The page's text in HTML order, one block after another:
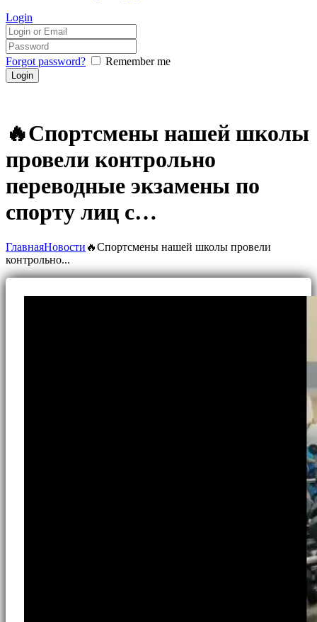
Login
Forgot password? Remember me
🔥Спортсмены нашей школы
провели контрольно
переводные экзамены по
спорту лиц с…
ГлавнаяНовости 🔥Спортсмены нашей школы провели
контрольно...